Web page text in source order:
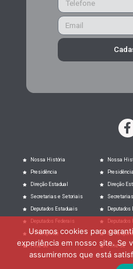
Nossa História
Presidência
Direção Estadual
Secretarias e Setoriais
Deputados Estaduais
Deputados Federais
PT Responde
Filie-se
Nossa
Presidência
Direção
Deputados
Deputados
PT
Filie-se
Usamos cookies para
experiência em nosso site. Se
assumiremos que está